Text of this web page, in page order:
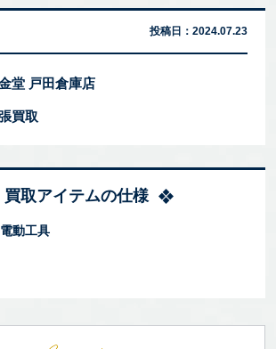
投稿日： 2024.07.23
堂 戸田倉庫店
買取
買取アイテムの仕様
電動工具